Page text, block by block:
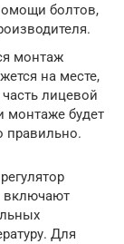
болтов,
монтаж
на месте,
лицевой
монтаже будет
правильно.
включают
Для